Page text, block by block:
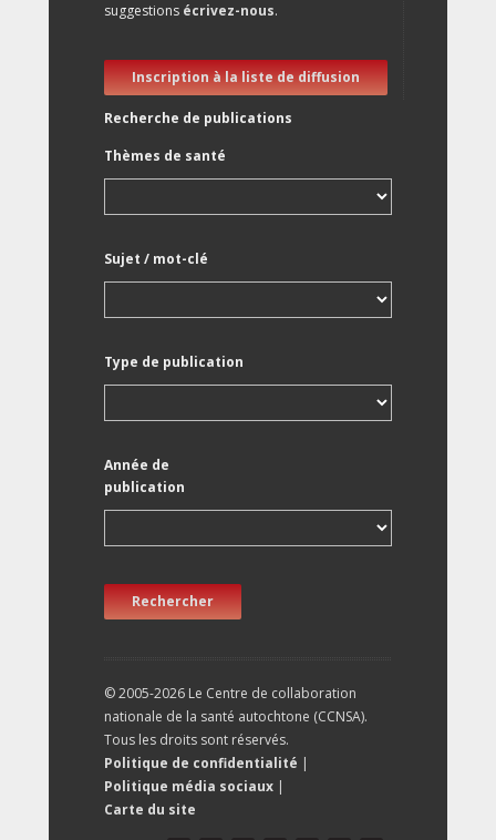
suggestions écrivez-nous.
Inscription à la liste de diffusion
Recherche de publications
Thèmes de santé
Sujet / mot-clé
Type de publication
Année de
publication
Rechercher
© 2005-2026 Le Centre de collaboration
nationale de la santé autochtone (CCNSA).
Tous les droits sont réservés.
Politique de confidentialité |
Politique média sociaux |
Carte du site